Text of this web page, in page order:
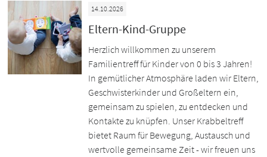
14.10.2026
Eltern-Kind-Gruppe
Herzlich willkommen zu unserem
Familientreff für Kinder von 0 bis 3 Jahren!
In gemütlicher Atmosphäre laden wir Eltern,
Geschwisterkinder und Großeltern ein,
gemeinsam zu spielen, zu entdecken und
Kontakte zu knüpfen. Unser Krabbeltreff
bietet Raum für Bewegung, Austausch und
wertvolle gemeinsame Zeit - wir freuen uns